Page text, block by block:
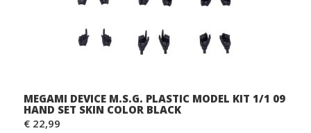
MEGAMI DEVICE M.S.G. PLASTIC MODEL KIT 1/1 09
HAND SET SKIN COLOR BLACK
€ 22,99